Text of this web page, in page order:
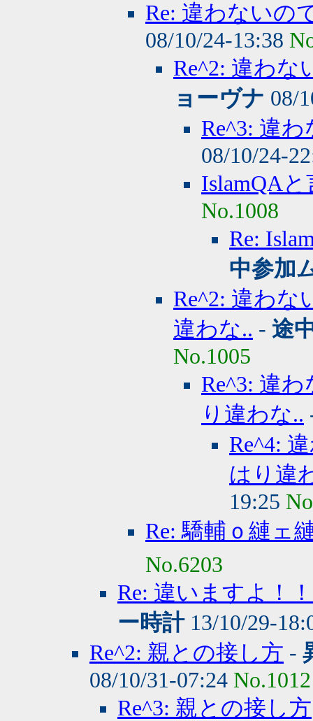
Re: 違わないの
08/10/24-13:38
Re^2: 違わ
ョーヴナ 08/
Re^3: 違
08/10/24-
IslamQA
No.1008
Re:
中参加
Re^2: 違わ
違わな.. - 途
No.1005
Re^3: 違
り違わな..
Re^4:
はり違
19:25
Re: 驕輔ｏ縺
No.6203
Re: 違いますよ！
ー時計13/10/29-
Re^2: 親との接し方 -
08/10/31-07:24 No.1012
Re^3: 親との接し方